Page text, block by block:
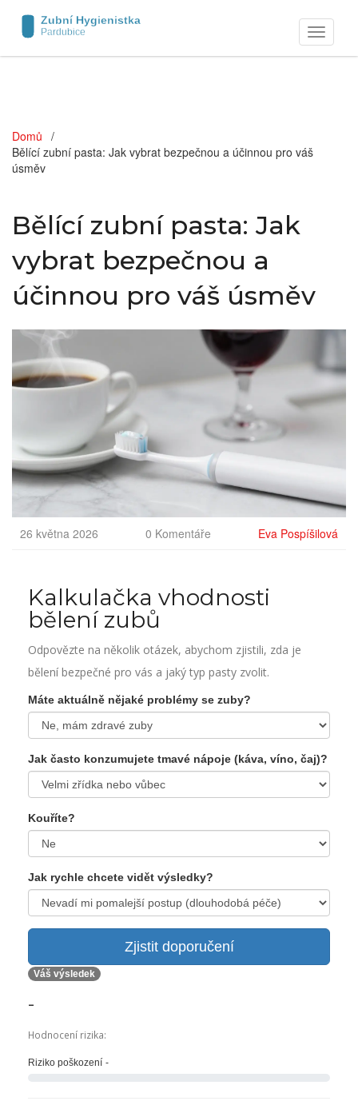
Zobrazit
navigaci
Domů
Bělící zubní pasta: Jak vybrat bezpečnou a účinnou pro váš
úsměv
Bělící zubní pasta: Jak
vybrat bezpečnou a
účinnou pro váš úsměv
26 května 2026 0 Komentáře Eva Pospíšilová
Kalkulačka vhodnosti
bělení zubů
Odpovězte na několik otázek, abychom zjistili, zda je
bělení bezpečné pro vás a jaký typ pasty zvolit.
Máte aktuálně nějaké problémy se zuby?
Jak často konzumujete tmavé nápoje (káva, víno, čaj)?
Kouříte?
Jak rychle chcete vidět výsledky?
Zjistit doporučení
Váš výsledek
-
Hodnocení rizika:
Riziko poškození -